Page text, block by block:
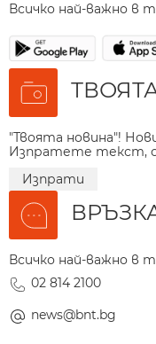
Всичко най-важно в
"Твоята новина"!
Изпратете текст,
Изпрати
Всичко най-важно в
02 814 2100
news@bnt.bg